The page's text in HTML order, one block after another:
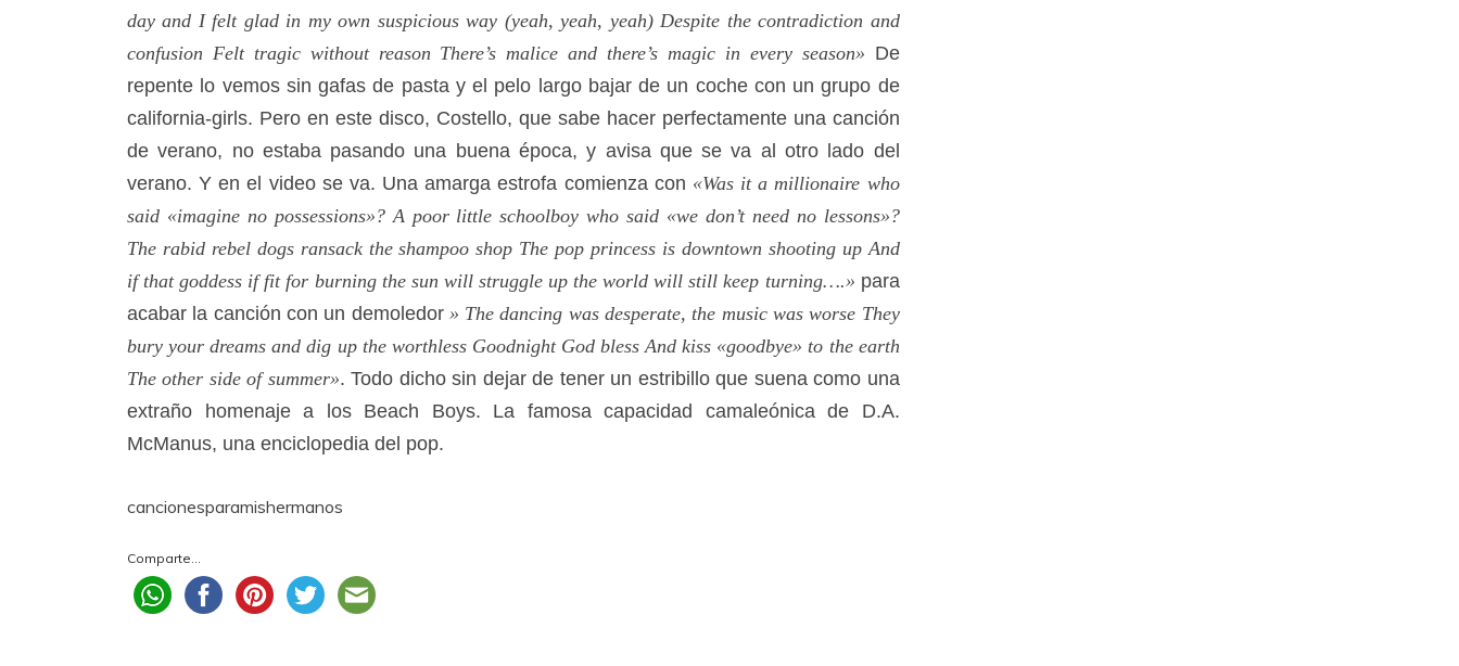
day and I felt glad in my own suspicious way (yeah, yeah, yeah) Despite the contradiction and
confusion Felt tragic without reason There’s malice and there’s magic in every season» De
repente lo vemos sin gafas de pasta y el pelo largo bajar de un coche con un grupo de
california-girls. Pero en este disco, Costello, que sabe hacer perfectamente una canción
de verano, no estaba pasando una buena época, y avisa que se va al otro lado del
verano. Y en el video se va. Una amarga estrofa comienza con «Was it a millionaire who
said «imagine no possessions»? A poor little schoolboy who said «we don’t need no lessons»?
The rabid rebel dogs ransack the shampoo shop The pop princess is downtown shooting up And
if that goddess if fit for burning the sun will struggle up the world will still keep turning….» para
acabar la canción con un demoledor » The dancing was desperate, the music was worse They
bury your dreams and dig up the worthless Goodnight God bless And kiss «goodbye» to the earth
The other side of summer». Todo dicho sin dejar de tener un estribillo que suena como una
extraño homenaje a los Beach Boys. La famosa capacidad camaleónica de D.A.
McManus, una enciclopedia del pop.
cancionesparamishermanos
Comparte...